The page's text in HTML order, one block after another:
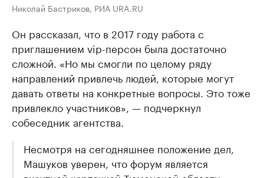
Николай Бастриков, РИА URA.RU
Он рассказал, что в 2017 году работа с
приглашением vip-персон была достаточно
сложной. «Но мы смогли по целому ряду
направлений привлечь людей, которые могут
давать ответы на конкретные вопросы. Это тоже
привлекло участников», — подчеркнул
собеседник агентства.
Несмотря на сегодняшнее положение дел,
Машуков уверен, что форум является